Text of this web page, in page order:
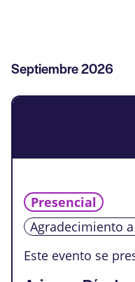
Lista
eventos
Septiembre 2026
Presencial
Agradecimiento
Este evento se